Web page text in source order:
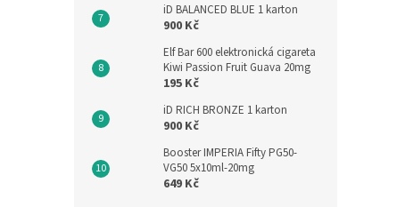
iD BALANCED BLUE 1 karton
900 Kč
Elf Bar 600 elektronická cigareta
Kiwi Passion Fruit Guava 20mg
195 Kč
iD RICH BRONZE 1 karton
900 Kč
Booster IMPERIA Fifty PG50-
VG50 5x10ml-20mg
649 Kč